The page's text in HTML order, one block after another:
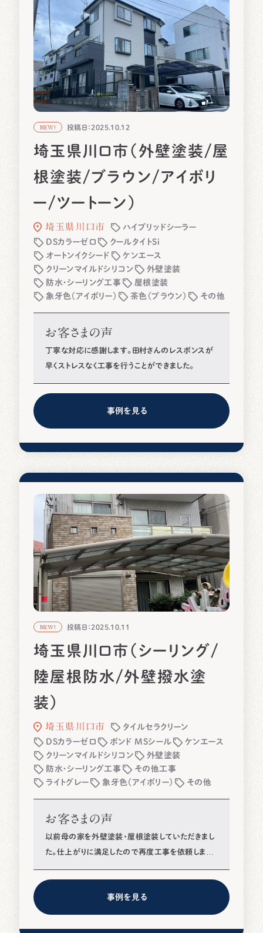
NEW! 投稿日：2025.10.12
埼玉県川口市（外壁塗装/屋
根塗装/ブラウン/アイボリ
ー/ツートーン）
埼玉県川口市
ハイブリッドシーラー
DSカラーゼロ
クールタイトSi
オートンイクシード
ケンエース
クリーンマイルドシリコン
外壁塗装
防水・シーリング工事
屋根塗装
象牙色（アイボリー）
茶色（ブラウン） その他
お客さまの声
丁寧な対応に感謝します。田村さんのレスポンスが
早くストレスなく工事を行うことができました。
事例を見る
NEW! 投稿日：2025.10.11
埼玉県川口市（シーリング/
陸屋根防水/外壁撥水塗
装)
埼玉県川口市
タイルセラクリーン
DSカラーゼロ
ボンド MSシール
ケンエース
クリーンマイルドシリコン
外壁塗装
防水・シーリング工事
その他工事
ライトグレー
象牙色（アイボリー） その他
お客さまの声
以前母の家を外壁塗装・屋根塗装していただきまし
た。仕上がりに満足したので再度工事を依頼しまし
事例を見る